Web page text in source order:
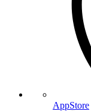
AppStore